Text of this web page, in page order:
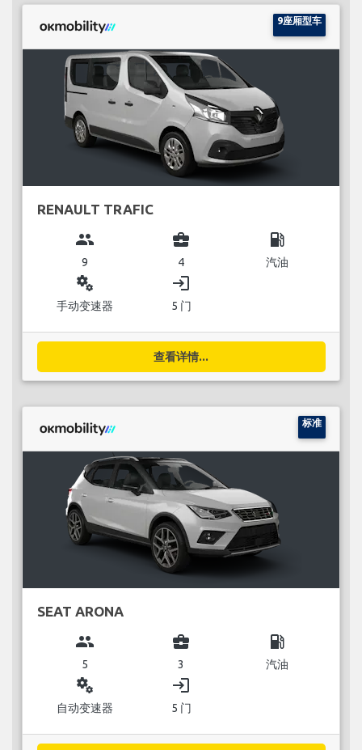
9座厢型车
RENAULT TRAFIC
group
9
business_center
4
local_gas_station
汽油
miscellaneous_services
手动变速器
login
5 门
查看详情...
标准
SEAT ARONA
group
5
business_center
3
local_gas_station
汽油
miscellaneous_services
自动变速器
login
5 门